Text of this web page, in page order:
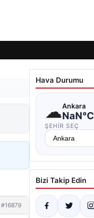
#16879
Hava Durumu
☁Ankara
NaN°C
ŞEHIR SEÇ
Bizi Takip Edin